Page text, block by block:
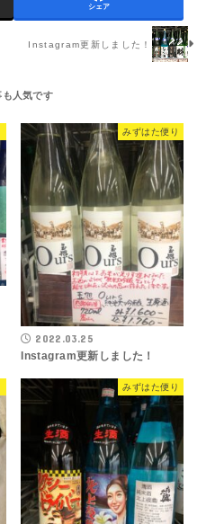
シェア
Instagram更新しました！
みずはた便り
2022.03.25
Instagram更新しました！
みずはた便り